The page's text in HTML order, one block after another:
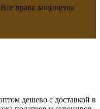
права защищены
дешево с доставкой в